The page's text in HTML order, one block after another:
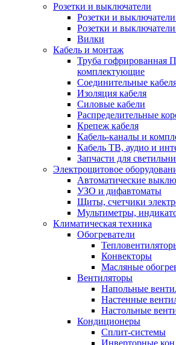
Розетки и выключатели
Розетки и
Розетки и
Вилки
Кабель и монтаж
Труба
комплектующие
Соединительные
Изоляция кабеля
Силовые кабели
Распределительные
Крепеж кабеля
Кабель-каналы и
Кабель ТВ, аудио и
Запчасти для
Электрощитовое
Автоматические
УЗО и дифавтоматы
Щиты, счетчики
Мультиметры,
Климатическая техника
Обогреватели
Конвекторы
Масляные
Вентиляторы
Напольные
Настенные
Настольные
Кондиционеры
Сплит-системы
Инверторные